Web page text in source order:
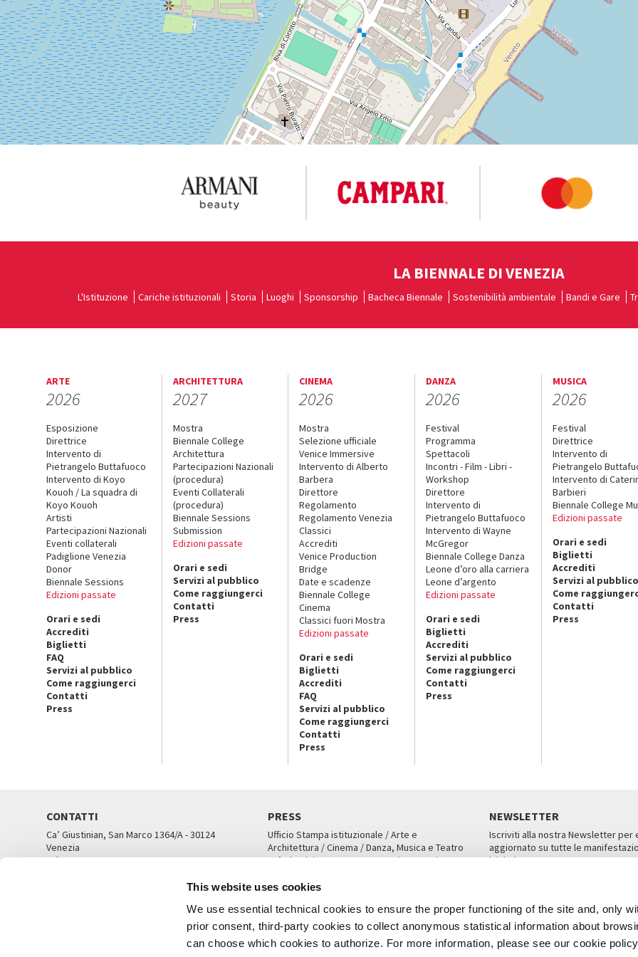
This website uses cookies
We use essential technical cookies to ensure the proper functioning of the site and, only
prior consent, third-party cookies to collect anonymous statistical information about
can choose which cookies to authorize. For more information, please see our cookie
LA BIENNALE DI VENEZIA
L'Istituzione Cariche istituzionali Storia Luoghi Sponsorship Bacheca Biennale Sostenibilità ambientale Bandi e Gare
ARTE
2026
Esposizione
Direttrice
Intervento di
Pietrangelo Buttafuoco
Intervento di Koyo
Kouoh / La squadra di
Koyo Kouoh
Artisti
Partecipazioni Nazionali
Eventi collaterali
Padiglione Venezia
Donor
Biennale Sessions
Edizioni passate
Orari e sedi
Accrediti
Biglietti
FAQ
Servizi al pubblico
Come raggiungerci
Contatti
Press
ARCHITETTURA
2027
Mostra
Biennale College
Architettura
Partecipazioni Nazionali
(procedura)
Eventi Collaterali
(procedura)
Biennale Sessions
Submission
Edizioni passate
Orari e sedi
Servizi al pubblico
Come raggiungerci
Contatti
Press
CINEMA
2026
Mostra
Selezione ufficiale
Venice Immersive
Intervento di Alberto
Barbera
Direttore
Regolamento
Regolamento Venezia
Classici
Accrediti
Venice Production
Bridge
Date e scadenze
Biennale College
Cinema
Classici fuori Mostra
Edizioni passate
Orari e sedi
Biglietti
Accrediti
FAQ
Servizi al pubblico
Come raggiungerci
Contatti
Press
DANZA
2026
Festival
Programma
Spettacoli
Incontri - Film - Libri -
Workshop
Direttore
Intervento di
Pietrangelo Buttafuoco
Intervento di Wayne
McGregor
Biennale College Danza
Leone d’oro alla carriera
Leone d’argento
Edizioni passate
Orari e sedi
Biglietti
Accrediti
Servizi al pubblico
Come raggiungerci
Contatti
Press
MUSICA
2026
Festival
Direttrice
Intervento di
Pietrangelo
Intervento di
Barbieri
Biennale College
Edizioni passate
Orari e sedi
Biglietti
Accrediti
Servizi al pubblico
Come
Contatti
Press
CONTATTI
Ca’ Giustinian, San Marco 1364/A - 30124
Venezia
Tel. 041 5218711
PRESS
Ufficio Stampa istituzionale / Arte e
Architettura / Cinema / Danza, Musica e Teatro
Ca’ Giustinian, San Marco 1364/A, Venezia
UFFICI STAMPA
NEWSLETTER
Iscriviti alla nostra Newsletter per
aggiornato su tutte le
iniziative.